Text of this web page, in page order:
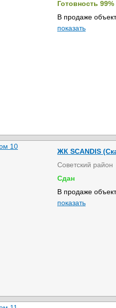
Готовность 99%
В продаже
показать
ЖК SCANDIS
Советский район
Сдан
В продаже
показать